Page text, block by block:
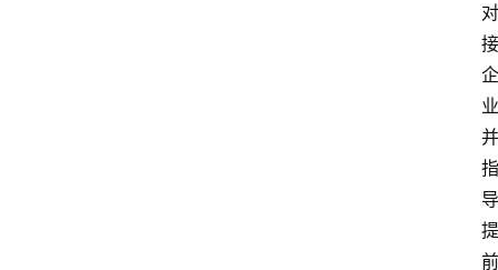
对
接
企
业
并
指
导
提
前